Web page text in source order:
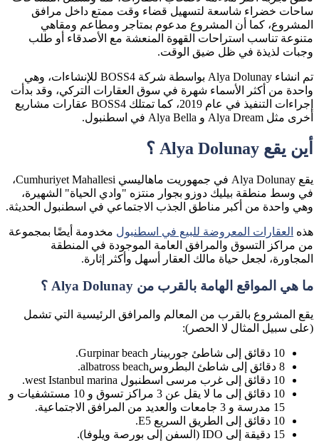
ساحات خضراء شاسعة لتسهيل قضاء وقت ممتع داخل مرافق
المشروع، كما أن المشروع مدعوم بمتاجر ومطاعم ومقاهي
متنوعة تناسب استراحات القهوة المنعشة مع الأصدقاء أو طلب
وجبات لذيذة في ظل ضيق الوقت.
تم انشاء Alya Dolunay بواسطة شركة BOSS4 للإنشاءات، وهي
واحدة من أكثر الأسماء شهرة في سوق العقارات التركي، وقد بدأت
إجراءات التنفيذ في عام 2019، كما تمتلك BOSS4 عقارات مشاريع
أخرى مثل Alya Dream و Alya Bella في اسطنبول.
أين يقع Alya Dolunay ؟
يقع Alya Dolunay في جمهوريت ماهاليسي Cumhuriyet Mahallesi،
في وسط منطقة بيليك دوزو بجوار منتزه "وادي الحياة" الشهيرة،
وهي واحدة من أكبر مناطق الجذب الاجتماعي في اسطنبول الحديثة.
هذه العقارات المعروضة للبيع في اسطنبول مخدومة أيضًا بمجموعة
من مراكز التسوق والمرافق العامة الموجودة في المنطقة
المجاورة، لجعل حياة مالك العقار أسهل وأكثر إثارة.
ما هي المواقع الهامة بالقرب من Alya Dolunay ؟
يقع المشروع بالقرب من المعالم والمرافق الرئيسية التي تشمل
(على سبيل المثال لا الحصر):
10 دقائق إلى شاطئ جوربينار Gurpinar beach.
8 دقائق إلى شاطئ البطروسalbatross beach.
10 دقائق إلى غرب مرسى اسطنبول west Istanbul marina.
10 دقائق إلى ما لا يقل عن 3 مراكز تسوق و 10 مستشفيات و
15 مدرسة و 3 جامعات والعديد من المرافق الاجتماعية.
10 دقائق إلى الطريق السريع E5.
15 دقيقة إلى IDO (السفن إلى بورصة ويلوفا).